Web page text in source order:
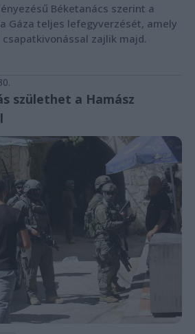
Béketanács szerint a
Gáza teljes lefegyverzését, amely
zajlik majd.
születhet a Hamász